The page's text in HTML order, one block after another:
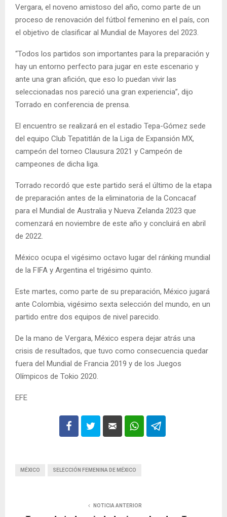
Vergara, el noveno amistoso del año, como parte de un
proceso de renovación del fútbol femenino en el país, con
el objetivo de clasificar al Mundial de Mayores del 2023.
“Todos los partidos son importantes para la preparación y
hay un entorno perfecto para jugar en este escenario y
ante una gran afición, que eso lo puedan vivir las
seleccionadas nos pareció una gran experiencia”, dijo
Torrado en conferencia de prensa.
El encuentro se realizará en el estadio Tepa-Gómez sede
del equipo Club Tepatitlán de la Liga de Expansión MX,
campeón del torneo Clausura 2021 y Campeón de
campeones de dicha liga.
Torrado recordó que este partido será el último de la etapa
de preparación antes de la eliminatoria de la Concacaf
para el Mundial de Australia y Nueva Zelanda 2023 que
comenzará en noviembre de este año y concluirá en abril
de 2022.
México ocupa el vigésimo octavo lugar del ránking mundial
de la FIFA y Argentina el trigésimo quinto.
Este martes, como parte de su preparación, México jugará
ante Colombia, vigésimo sexta selección del mundo, en un
partido entre dos equipos de nivel parecido.
De la mano de Vergara, México espera dejar atrás una
crisis de resultados, que tuvo como consecuencia quedar
fuera del Mundial de Francia 2019 y de los Juegos
Olímpicos de Tokio 2020.
EFE
MÉXICO SELECCIÓN FEMENINA DE MÉXICO
NOTICIA ANTERIOR